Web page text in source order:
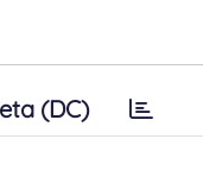
(DC)